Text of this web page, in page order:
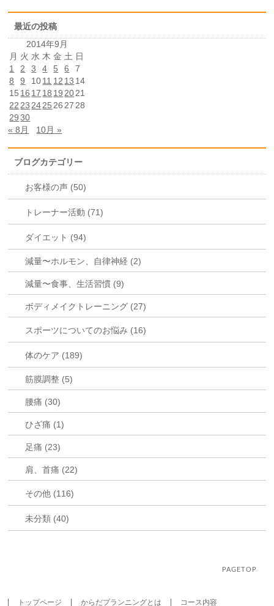
最近の投稿
2014年9月
月 火 水 木 金 土 日
1
2 3 4 5 6
7
8
9 1011 12 13 14
15 16 17 18 19 2021
22 23 2425 26 27 28
29 30
« 8月
10月 »
ブログカテゴリー
お客様の声 (50)
トレーナー活動 (71)
ダイエット (94)
減量〜ホルモン、自律神経 (2)
減量〜食事、生活習慣 (9)
ボディメイクトレーニング (27)
スポーツについてのお悩み (16)
体のケア (189)
筋膜調整 (5)
腰痛 (30)
ひざ痛 (1)
足痛 (23)
肩、首痛 (22)
その他 (116)
未分類 (40)
PAGETOP
トップページ からだプランニングとは コース内容